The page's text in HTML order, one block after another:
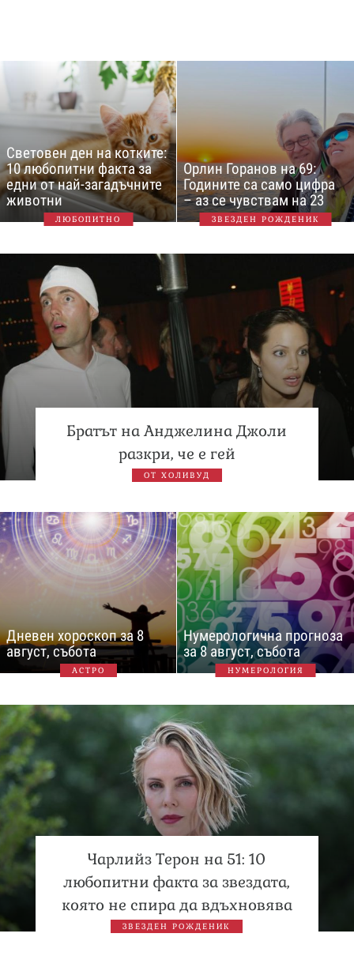
Световен ден на котките:
10 любопитни факта за
едни от най-загадъчните
животни
ЛЮБОПИТНО
Орлин Горанов на 69:
Годините са само цифра
– аз се чувствам на 23
ЗВЕЗДЕН РОЖДЕНИК
Братът на Анджелина Джоли
разкри, че е гей
ОТ ХОЛИВУД
Дневен хороскоп за 8
август, събота
АСТРО
Нумерологична прогноза
за 8 август, събота
НУМЕРОЛОГИЯ
Чарлийз Терон на 51: 10
любопитни факта за звездата,
която не спира да вдъхновява
ЗВЕЗДЕН РОЖДЕНИК